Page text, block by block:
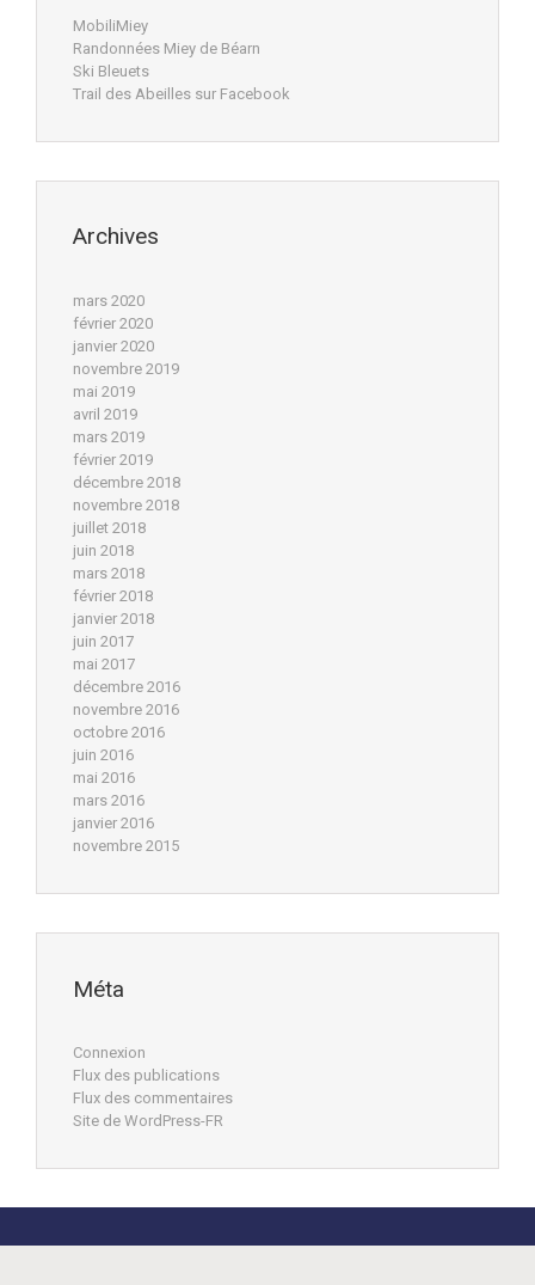
MobiliMiey
Randonnées Miey de Béarn
Ski Bleuets
Trail des Abeilles sur Facebook
Archives
mars 2020
février 2020
janvier 2020
novembre 2019
mai 2019
avril 2019
mars 2019
février 2019
décembre 2018
novembre 2018
juillet 2018
juin 2018
mars 2018
février 2018
janvier 2018
juin 2017
mai 2017
décembre 2016
novembre 2016
octobre 2016
juin 2016
mai 2016
mars 2016
janvier 2016
novembre 2015
Méta
Connexion
Flux des publications
Flux des commentaires
Site de WordPress-FR